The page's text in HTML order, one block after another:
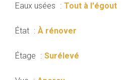
Eaux usées Tout à l'égout
État À rénover
Étage Surélevé